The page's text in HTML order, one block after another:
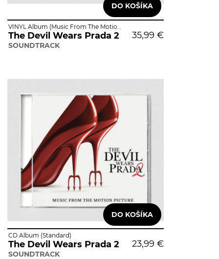
35,99 €
VINYL Album (Music From The Motion Picture / Standard)
The Devil Wears Prada 2
SOUNDTRACK
23,99 €
CD Album (Standard)
The Devil Wears Prada 2
SOUNDTRACK